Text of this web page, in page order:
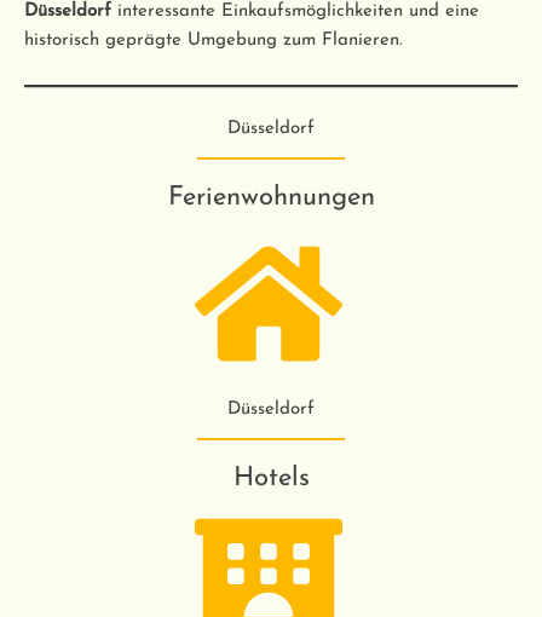
Düsseldorf interessante Einkaufsmöglichkeiten und eine
historisch geprägte Umgebung zum Flanieren.
Düsseldorf
Ferienwohnungen
Düsseldorf
Hotels